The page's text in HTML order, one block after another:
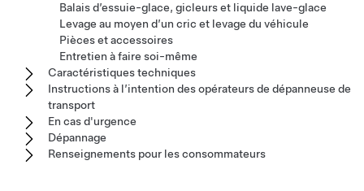
Balais d’essuie-glace, gicleurs et liquide lave-glace
Levage au moyen d’un cric et levage du véhicule
Pièces et accessoires
Entretien à faire soi-même
Caractéristiques techniques
Instructions à l’intention des opérateurs de dépanneuse de
transport
En cas d'urgence
Dépannage
Renseignements pour les consommateurs